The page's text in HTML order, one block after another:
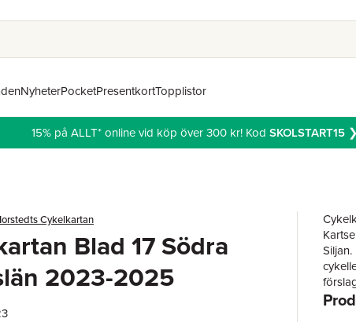
NyheterPocketPresentkortTopplistor
15% på ALLT* online vid köp över 300 kr! Kod SKOLSTART15❯
Cykelkartan
Blad 17 Södra
2023-2025